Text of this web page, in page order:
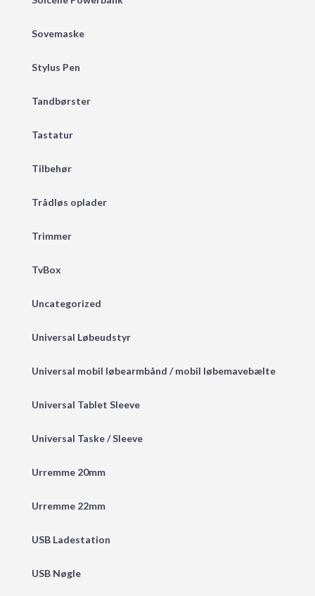
Sovemaske
Stylus Pen
Tandbørster
Tastatur
Tilbehør
Trådløs oplader
Trimmer
TvBox
Uncategorized
Universal Løbeudstyr
Universal mobil løbearmbånd / mobil løbemavebælte
Universal Tablet Sleeve
Universal Taske / Sleeve
Urremme 20mm
Urremme 22mm
USB Ladestation
USB Nøgle